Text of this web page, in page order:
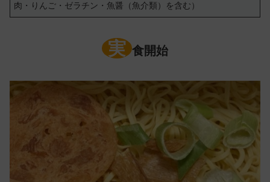
肉・りんご・ゼラチン・魚醤（魚介類）を含む）
実 食開始